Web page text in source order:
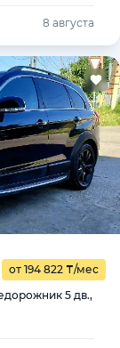
8 августа
от 194 822 ₸/мес
5 дв.,